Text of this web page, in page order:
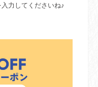
力してくださいね♪